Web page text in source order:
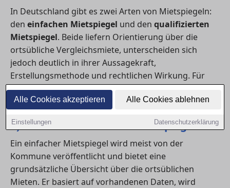
Alle Cookies akzeptieren Alle Cookies ablehnen
Einstellungen Datenschutzerklärung
In Deutschland gibt es zwei Arten von Mietspiegeln:
den einfachen Mietspiegel und den qualifizierten
Mietspiegel. Beide liefern Orientierung über die
ortsübliche Vergleichsmiete, unterscheiden sich
jedoch deutlich in ihrer Aussagekraft,
Erstellungsmethode und rechtlichen Wirkung. Für
Mieter:innen und Vermieter:innen in in Hamm ist es
wichtig, diese Unterschiede zu kennen.
1) Was ist ein einfacher Mietspiegel?
Ein einfacher Mietspiegel wird meist von der
Kommune veröffentlicht und bietet eine
grundsätzliche Übersicht über die ortsüblichen
Mieten. Er basiert auf vorhandenen Daten, wird